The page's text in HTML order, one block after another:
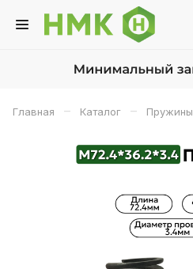
Главная – Каталог – Пружины